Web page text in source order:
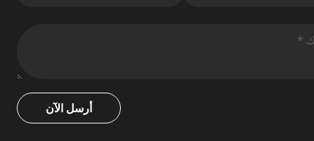
أرسل الآن